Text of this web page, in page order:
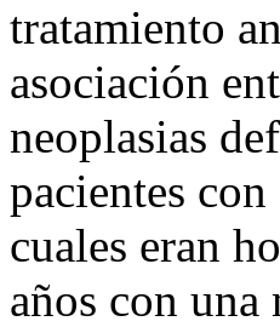
tratamiento
asociación
neoplasias
pacientes
cuales eran
años con una